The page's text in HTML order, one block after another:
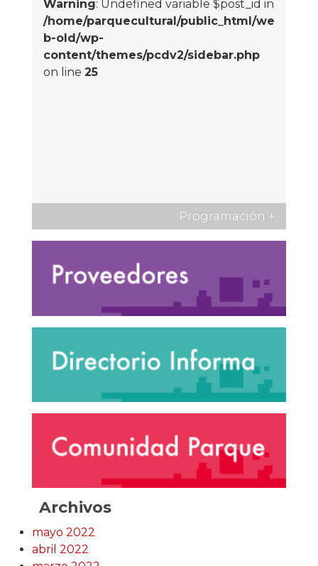
Warning: Undefined variable $post_id in
/home/parquecultural/public_html/we
b-old/wp-
content/themes/pcdv2/sidebar.php
on line 25
Programación +
Archivos
mayo 2022
abril 2022